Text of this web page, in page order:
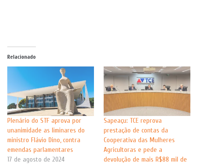
Relacionado
Plenário do STF aprova por
unanimidade as liminares do
ministro Flávio Dino, contra
emendas parlamentares
17 de agosto de 2024
Sapeaçu: TCE reprova
prestação de contas da
Cooperativa das Mulheres
Agricultoras e pede a
devolução de mais R$88 mil de